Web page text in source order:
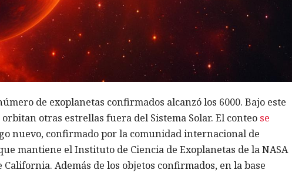
de exoplanetas confirmados alcanzó los 6000. Bajo este
otras estrellas fuera del Sistema Solar. El conteo se
nuevo, confirmado por la comunidad internacional de
mantiene el Instituto de Ciencia de Exoplanetas de la NASA
Además de los objetos confirmados, en la base